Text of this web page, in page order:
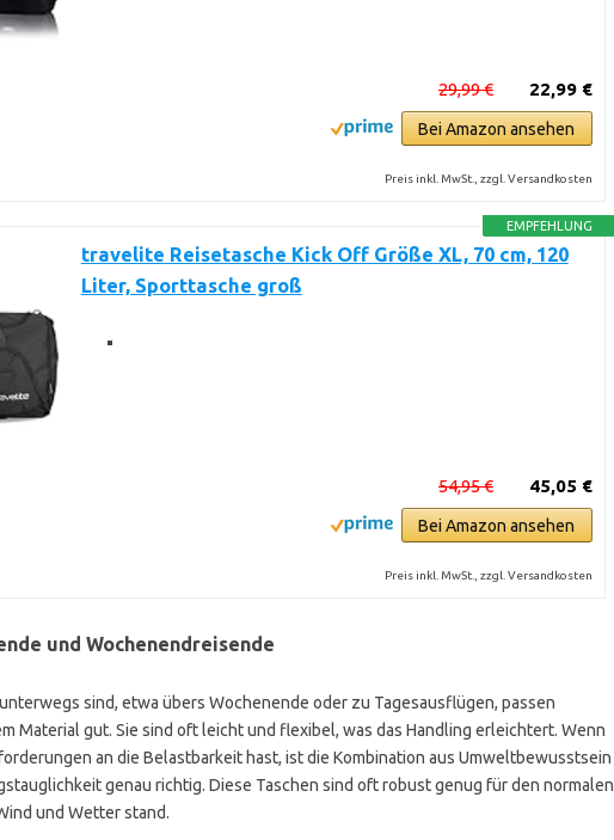
22,99 €
29,99 €
Bei Amazon ansehen
Preis inkl. MwSt., zzgl. Versandkosten
EMPFEHLUNG
travelite Reisetasche Kick Off Größe XL, 70 cm, 120
Liter, Sporttasche groß
45,05 €
54,95 €
Bei Amazon ansehen
Preis inkl. MwSt., zzgl. Versandkosten
und Wochenendreisende
sind, etwa übers Wochenende oder zu Tagesausflügen, passen
Material gut. Sie sind oft leicht und flexibel, was das Handling erleichtert. Wenn
an die Belastbarkeit hast, ist die Kombination aus Umweltbewusstsein
genau richtig. Diese Taschen sind oft robust genug für den normalen
und Wetter stand.